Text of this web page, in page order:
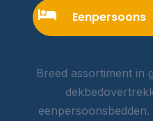
Eenpersoons
Breed assortiment in